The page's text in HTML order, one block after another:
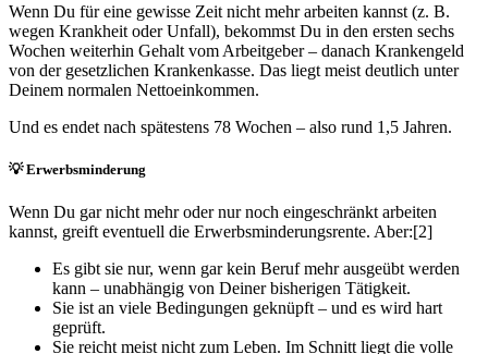
Wenn Du für eine gewisse Zeit nicht mehr arbeiten kannst (z. B.
wegen Krankheit oder Unfall), bekommst Du in den ersten sechs
Wochen weiterhin Gehalt vom Arbeitgeber – danach Krankengeld
von der gesetzlichen Krankenkasse. Das liegt meist deutlich unter
Deinem normalen Nettoeinkommen.
Und es endet nach spätestens 78 Wochen – also rund 1,5 Jahren.
💡 Erwerbsminderung
Wenn Du gar nicht mehr oder nur noch eingeschränkt arbeiten
kannst, greift eventuell die Erwerbsminderungsrente. Aber:[2]
Es gibt sie nur, wenn gar kein Beruf mehr ausgeübt werden
kann – unabhängig von Deiner bisherigen Tätigkeit.
Sie ist an viele Bedingungen geknüpft – und es wird hart
geprüft.
Sie reicht meist nicht zum Leben. Im Schnitt liegt die volle